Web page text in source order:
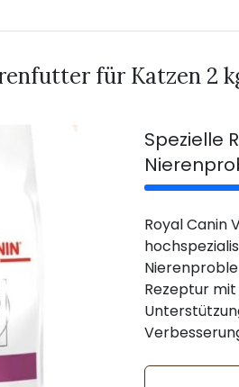
für Katzen 2
Spezielle
Royal Canin
Rezeptur